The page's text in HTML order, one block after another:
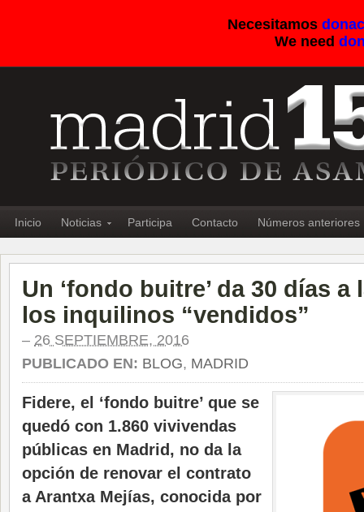
Necesitamos
We need
Inicio Noticias Participa Contacto Números anteriores
Un ‘fondo buitre’ da 30 días
los inquilinos “vendidos”
– 26 SEPTIEMBRE, 2016
PUBLICADO EN: BLOG, MADRID
Fidere, el ‘fondo buitre’ que se
quedó con 1.860 vivivendas
públicas en Madrid, no da la
opción de renovar el contrato
a Arantxa Mejías, conocida por